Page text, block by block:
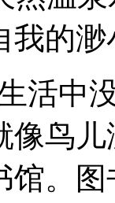
我的
活中
像鸟
馆。